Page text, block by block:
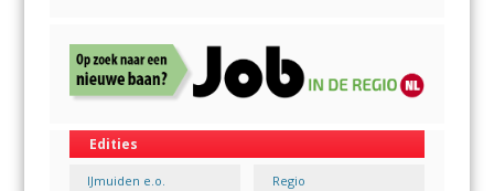
Edities
IJmuiden e.o. Regio